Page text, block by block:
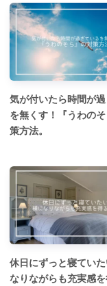
気が付いたら時間が
を無くす！『うわの
策方法。
休日にずっと寝てい
なりながらも充実感